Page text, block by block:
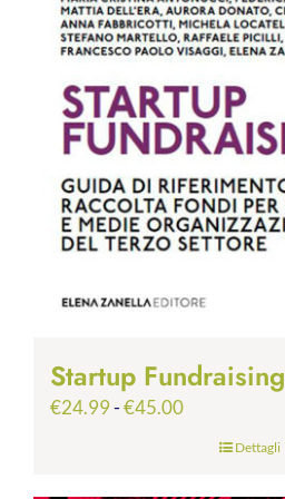
Startup Fundraising
€24.99-€45.00Fascia
Dettagli